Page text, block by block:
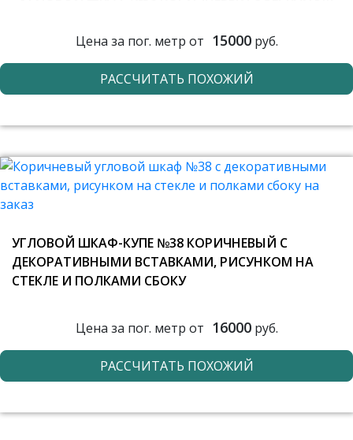
Цена за пог. метр от 15000руб.
РАССЧИТАТЬ ПОХОЖИЙ
УГЛОВОЙ ШКАФ-КУПЕ №38 КОРИЧНЕВЫЙ С
ДЕКОРАТИВНЫМИ ВСТАВКАМИ, РИСУНКОМ НА
СТЕКЛЕ И ПОЛКАМИ СБОКУ
Цена за пог. метр от 16000руб.
РАССЧИТАТЬ ПОХОЖИЙ